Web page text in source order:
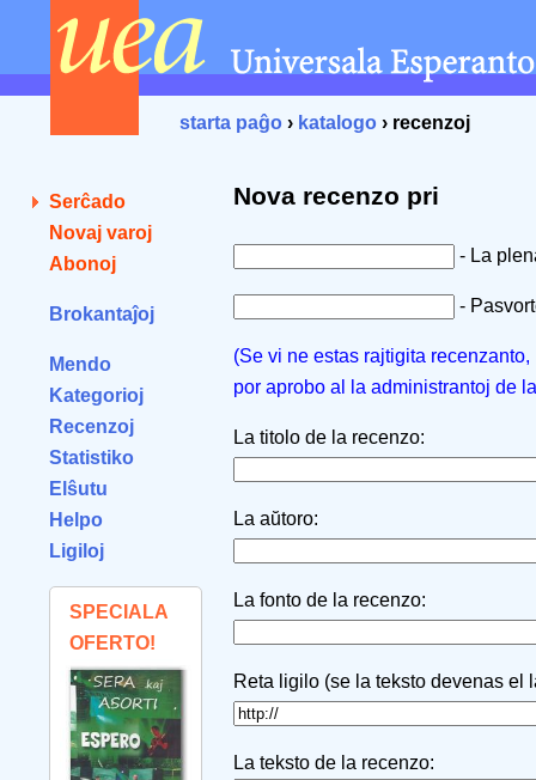
starta paĝo › katalogo › recenzoj
Serĉado
Novaj varoj
Abonoj
Brokantaĵoj
Mendo
Kategorioj
Recenzoj
Statistiko
Elŝutu
Helpo
Ligiloj
SPECIALA
OFERTO!
Nova recenzo pri
- La
-
(Se vi ne estas rajtigita
por aprobo al la administrantoj de
La titolo de la recenzo:
La aŭtoro:
La fonto de la recenzo:
Reta ligilo (se la teksto devenas el
La teksto de la recenzo: